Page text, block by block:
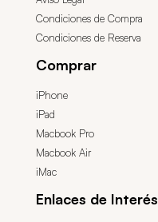
Condiciones de Compra
Condiciones de Reserva
Comprar
iPhone
iPad
Macbook Pro
Macbook Air
iMac
Enlaces de Interés